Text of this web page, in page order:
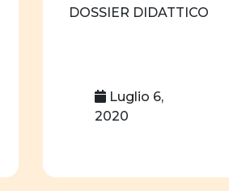
DOSSIER DIDATTICO
Luglio 6,
2020